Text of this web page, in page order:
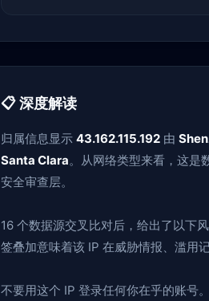
📋 深度解读
归属信息显示 43.162.115.192 由
Santa Clara。从网络类型来看，这
安全审查层。
16 个数据源交叉比对后，给出了以下风
签叠加意味着该 IP 在威胁情报、滥用
不要用这个 IP 登录任何你在乎的账号